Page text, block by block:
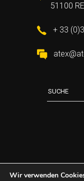
51100
+ 33
Wir verwenden